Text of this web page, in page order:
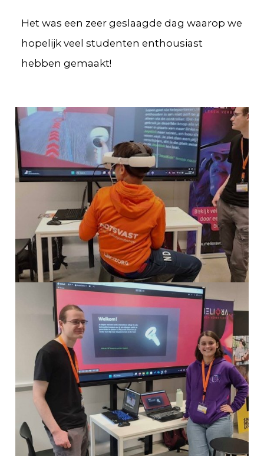
Het was een zeer geslaagde dag waarop we
hopelijk veel studenten enthousiast
hebben gemaakt!